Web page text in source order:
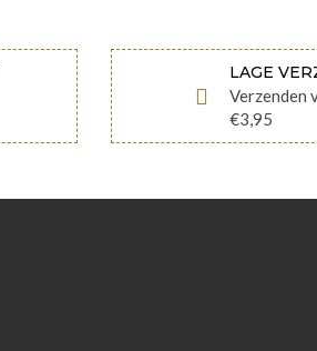
LAGE
Verzenden
€3,95